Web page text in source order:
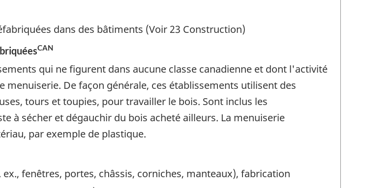
dans des bâtiments (Voir 23 Construction)
CAN
qui ne figurent dans aucune classe canadienne et dont l'activité
De façon générale, ces établissements utilisent des
tours et toupies, pour travailler le bois. Sont inclus les
à sécher et dégauchir du bois acheté ailleurs. La menuiserie
par exemple de plastique.
fenêtres, portes, châssis, corniches, manteaux), fabrication